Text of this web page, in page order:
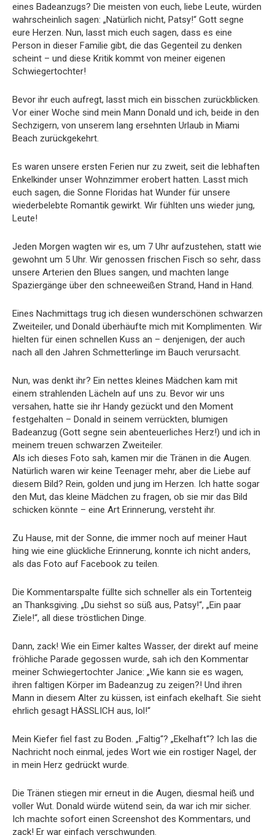
eines Badeanzugs? Die meisten von euch, liebe Leute, würden
wahrscheinlich sagen: „Natürlich nicht, Patsy!“ Gott segne
eure Herzen. Nun, lasst mich euch sagen, dass es eine
Person in dieser Familie gibt, die das Gegenteil zu denken
scheint – und diese Kritik kommt von meiner eigenen
Schwiegertochter!
Bevor ihr euch aufregt, lasst mich ein bisschen zurückblicken.
Vor einer Woche sind mein Mann Donald und ich, beide in den
Sechzigern, von unserem lang ersehnten Urlaub in Miami
Beach zurückgekehrt.
Es waren unsere ersten Ferien nur zu zweit, seit die lebhaften
Enkelkinder unser Wohnzimmer erobert hatten. Lasst mich
euch sagen, die Sonne Floridas hat Wunder für unsere
wiederbelebte Romantik gewirkt. Wir fühlten uns wieder jung,
Leute!
Jeden Morgen wagten wir es, um 7 Uhr aufzustehen, statt wie
gewohnt um 5 Uhr. Wir genossen frischen Fisch so sehr, dass
unsere Arterien den Blues sangen, und machten lange
Spaziergänge über den schneeweißen Strand, Hand in Hand.
Eines Nachmittags trug ich diesen wunderschönen schwarzen
Zweiteiler, und Donald überhäufte mich mit Komplimenten. Wir
hielten für einen schnellen Kuss an – denjenigen, der auch
nach all den Jahren Schmetterlinge im Bauch verursacht.
Nun, was denkt ihr? Ein nettes kleines Mädchen kam mit
einem strahlenden Lächeln auf uns zu. Bevor wir uns
versahen, hatte sie ihr Handy gezückt und den Moment
festgehalten – Donald in seinem verrückten, blumigen
Badeanzug (Gott segne sein abenteuerliches Herz!) und ich in
meinem treuen schwarzen Zweiteiler.
Als ich dieses Foto sah, kamen mir die Tränen in die Augen.
Natürlich waren wir keine Teenager mehr, aber die Liebe auf
diesem Bild? Rein, golden und jung im Herzen. Ich hatte sogar
den Mut, das kleine Mädchen zu fragen, ob sie mir das Bild
schicken könnte – eine Art Erinnerung, versteht ihr.
Zu Hause, mit der Sonne, die immer noch auf meiner Haut
hing wie eine glückliche Erinnerung, konnte ich nicht anders,
als das Foto auf Facebook zu teilen.
Die Kommentarspalte füllte sich schneller als ein Tortenteig
an Thanksgiving. „Du siehst so süß aus, Patsy!“, „Ein paar
Ziele!“, all diese tröstlichen Dinge.
Dann, zack! Wie ein Eimer kaltes Wasser, der direkt auf meine
fröhliche Parade gegossen wurde, sah ich den Kommentar
meiner Schwiegertochter Janice: „Wie kann sie es wagen,
ihren faltigen Körper im Badeanzug zu zeigen?! Und ihren
Mann in diesem Alter zu küssen, ist einfach ekelhaft. Sie sieht
ehrlich gesagt HÄSSLICH aus, lol!“
Mein Kiefer fiel fast zu Boden. „Faltig“? „Ekelhaft“? Ich las die
Nachricht noch einmal, jedes Wort wie ein rostiger Nagel, der
in mein Herz gedrückt wurde.
Die Tränen stiegen mir erneut in die Augen, diesmal heiß und
voller Wut. Donald würde wütend sein, da war ich mir sicher.
Ich machte sofort einen Screenshot des Kommentars, und
zack! Er war einfach verschwunden.